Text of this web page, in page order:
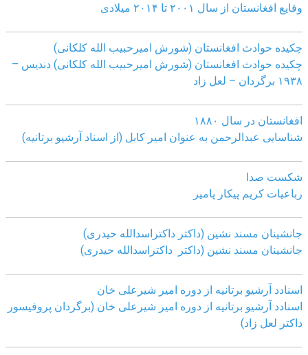
وقایع افغانستان از سال ۲۰۰۱ تا ۲۰۱۴ میلادی
چکیده حوادث افغانستان (شورش امیرحبیب الله کلکانی)
چکیده حوادث افغانستان (شورش امیرحبیب الله کلکانی) دندیس –
١٩٣٨ برگردان – لعل زاد
افغانستان در سال ۱۸۸۰
شناسایی عبدالرحمن به عنوان امیر کابل (از اسناد آرشیو برتانیه)
شکست صدا
رباعیات کریم پیکار پامیر
جانشینان مسند نشین (داکتر داکتراسدالله حیدری)
جانشینان مسند نشین (داکتر داکتراسدالله حیدری)
اسنادد آرشیو برتانیه از دوره امیر شیرعلی خان
اسنادد آرشیو برتانیه از دوره امیر شیرعلی خان (برگردان پروفیسور
داکتر لعل زاد)